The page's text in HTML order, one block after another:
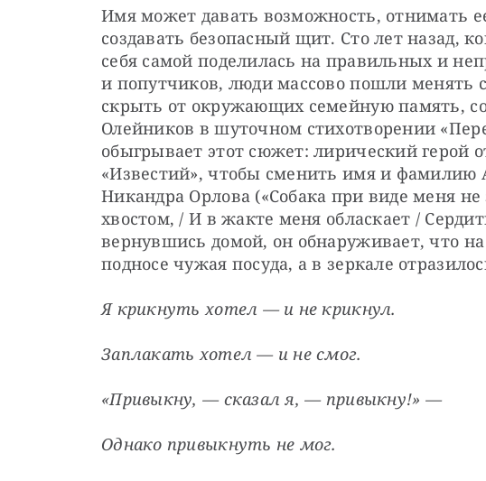
Имя может давать возможность, отнимать
создавать безопасный щит. Сто лет назад,
себя самой поделилась на правильных и
и попутчиков, люди массово пошли менять
скрыть от окружающих семейную память,
Олейников в шуточном стихотворении
обыгрывает этот сюжет: лирический герой
«Известий», чтобы сменить имя и фамилию
Никандра Орлова («Собака при виде меня
хвостом, / И в жакте меня обласкает /
вернувшись домой, он обнаруживает, что
подносе чужая посуда, а в зеркале
Я крикнуть хотел — и не крикнул.
Заплакать хотел — и не смог.
«Привыкну, — сказал я, — привыкну!» —
Однако привыкнуть не мог.